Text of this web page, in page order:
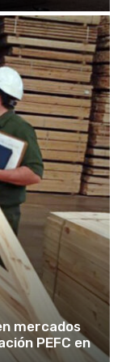
mercados
PEFC en